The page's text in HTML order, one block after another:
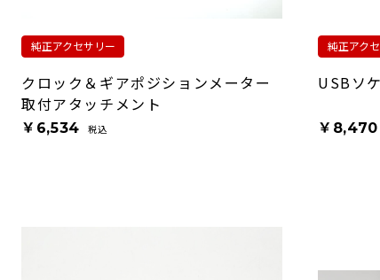
純正アクセサリー
クロック＆ギアポジションメーター
取付アタッチメント
￥6,534 税込
純正アク
USBソ
￥8,470